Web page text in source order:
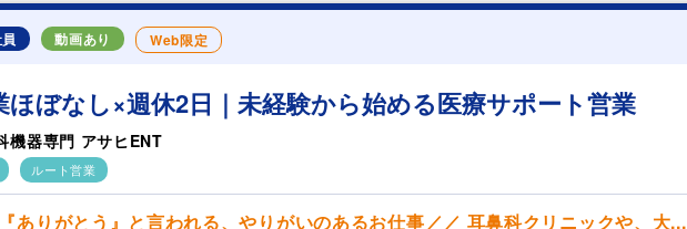
動画あり Web限定
ほぼなし×週休2日｜未経験から始める医療サポート営業
機器専門 アサヒENT
ルート営業
ありがとう』と言われる、やりがいのあるお仕事／／ 耳鼻科クリニックや、大...